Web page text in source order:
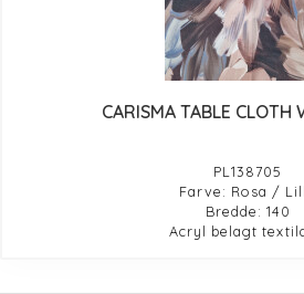
CARISMA TABLE CLOTH
PL138705
Farve: Rosa /
Bredde: 140
Acryl belagt